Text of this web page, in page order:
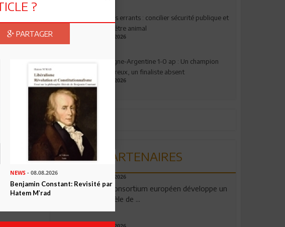
Chiens errants : concilier sécurité publique et
bien-être animal
17.07.2026
Espagne-Argentine 1-0 ap : Un champion
valeureux, un finaliste absent
19.07.2026
PARTENAIRES
06.08.2026
Un consortium européen développe un
modèle de ...
?
PARTAGER
NEWS- 08.08.2026
Benjamin Constant: Revisité par
Hatem M’rad